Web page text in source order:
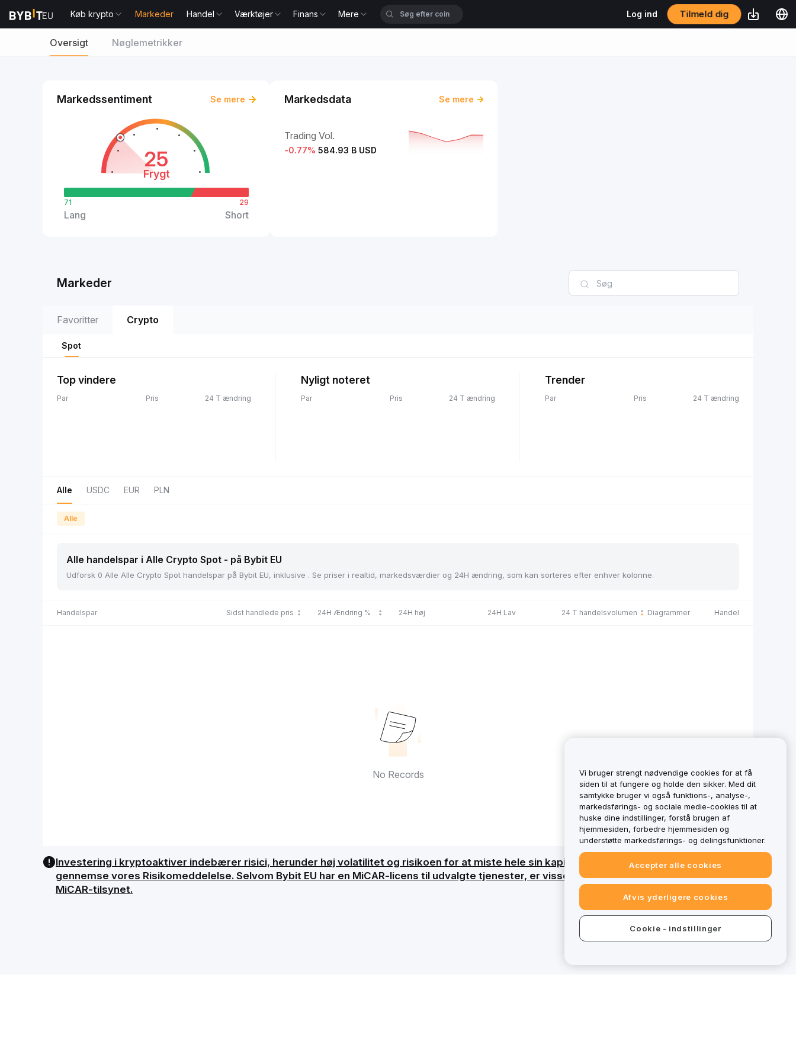
Køb krypto Markeder Handel Værktøjer Finans Mere Log ind Tilmeld dig
Oversigt Nøglemetrikker
Markedssentiment Se mere
25
Frygt
71
Lang
29
Short
Markedsdata Se mere
Trading Vol.
-0.77% 584.93 B USD
Markeder
Favoritter Crypto
Spot
Top vindere
Par Pris 24 T ændring
Nyligt noteret
Par Pris 24 T ændring
Trender
Par Pris 24 T ændring
Alle USDC EUR PLN
Alle
Alle handelspar i Alle Crypto Spot - på Bybit EU
Udforsk 0 Alle Alle Crypto Spot handelspar på Bybit EU, inklusive . Se priser i realtid, markedsværdier og 24H ændring, som kan sorteres efter enhver kolonne.
Handelspar Sidst handlede pris 24H Ændring % 24H høj 24H Lav 24 T handelsvolumen Diagrammer Handel
No Records
Investering i kryptoaktiver indebærer risici, herunder høj volatilitet og risikoen for at miste hele sin kapital. Få en detaljeret oversigt ved at
gennemse vores Risikomeddelelse. Selvom Bybit EU har en MiCAR-licens til udvalgte tjenester, er visse tilbud på bybit.eu ikke omfattet af
MiCAR-tilsynet.
Vi bruger strengt nødvendige cookies for at få
siden til at fungere og holde den sikker. Med dit
samtykke bruger vi også funktions-, analyse-,
markedsførings- og sociale medie-cookies til at
huske dine indstillinger, forstå brugen af
hjemmesiden, forbedre hjemmesiden og
understøtte markedsførings- og delingsfunktioner.
Accepter alle cookies
Afvis yderligere cookies
Cookie - indstillinger